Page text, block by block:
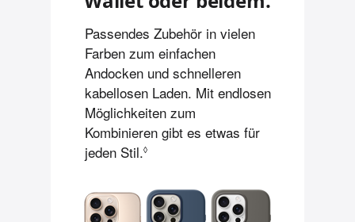
Passendes Zubehör in vielen
Farben zum einfachen
Andocken und schnelleren
kabellosen Laden. Mit end­losen
Möglich­keiten zum
Kombinieren gibt es etwas für
jeden Stil.◊